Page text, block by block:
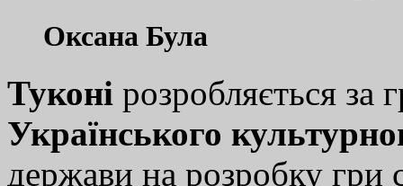
Оксана Була
Туконі розробляється за
Українського
держави на розробку гри